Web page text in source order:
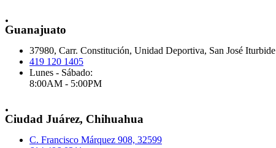
.
Guanajuato
37980, Carr. Constitución, Unidad Deportiva, San José Iturbide
419 120 1405
Lunes - Sábado:
8:00AM - 5:00PM
.
Ciudad Juárez, Chihuahua
C. Francisco Márquez 908, 32599